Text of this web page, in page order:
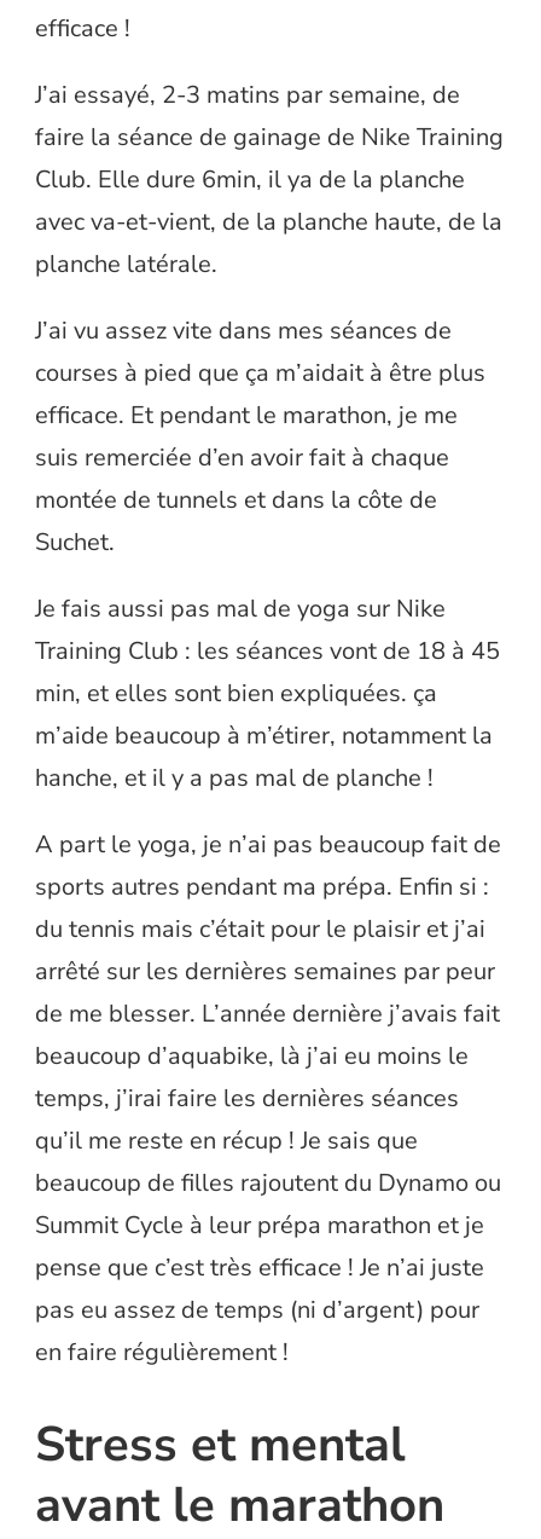
efficace !
J’ai essayé, 2-3 matins par semaine, de
faire la séance de gainage de Nike Training
Club. Elle dure 6min, il ya de la planche
avec va-et-vient, de la planche haute, de la
planche latérale.
J’ai vu assez vite dans mes séances de
courses à pied que ça m’aidait à être plus
efficace. Et pendant le marathon, je me
suis remerciée d’en avoir fait à chaque
montée de tunnels et dans la côte de
Suchet.
Je fais aussi pas mal de yoga sur Nike
Training Club : les séances vont de 18 à 45
min, et elles sont bien expliquées. ça
m’aide beaucoup à m’étirer, notamment la
hanche, et il y a pas mal de planche !
A part le yoga, je n’ai pas beaucoup fait de
sports autres pendant ma prépa. Enfin si :
du tennis mais c’était pour le plaisir et j’ai
arrêté sur les dernières semaines par peur
de me blesser. L’année dernière j’avais fait
beaucoup d’aquabike, là j’ai eu moins le
temps, j’irai faire les dernières séances
qu’il me reste en récup ! Je sais que
beaucoup de filles rajoutent du Dynamo ou
Summit Cycle à leur prépa marathon et je
pense que c’est très efficace ! Je n’ai juste
pas eu assez de temps (ni d’argent) pour
en faire régulièrement !
Stress et mental
avant le marathon